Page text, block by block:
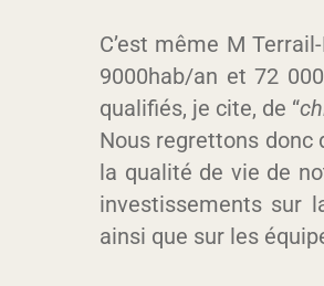
C’est même M
9000hab/an et 72
qualifiés, je cite, de “
Nous regrettons donc
la qualité de vie de
investissements sur
ainsi que sur les